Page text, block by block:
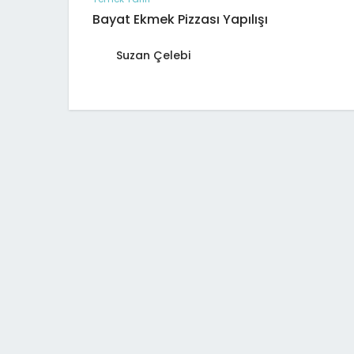
Bayat Ekmek Pizzası Yapılışı
Suzan Çelebi